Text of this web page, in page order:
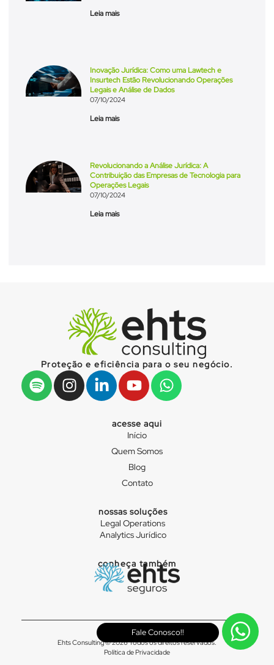
Leia mais
Inovação Jurídica: Como uma Lawtech e
Insurtech Estão Revolucionando Operações
Legais e Análise de Dados
07/10/2024
Leia mais
Revolucionando a Análise Jurídica: A
Contribuição das Empresas de Tecnologia para
Operações Legais
07/10/2024
Leia mais
Proteção e eficiência para o seu negócio.
acesse aqui
Início
Quem Somos
Blog
Contato
nossas soluções
Legal Operations
Analytics Jurídico
conheça também
Fale Conosco!!
Ehts Consulting © 2026 Todos os direitos reservados.
Política de Privacidade